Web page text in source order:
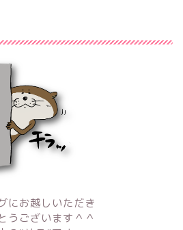
にお越しいただき
うございます＾＾